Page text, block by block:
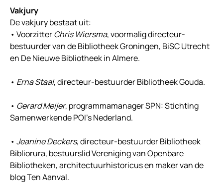
Vakjury
De vakjury bestaat uit:
• VoorzitterChris Wiersma, voormalig directeur-
bestuurder van de Bibliotheek Groningen, BiSC Utrecht
en De Nieuwe Bibliotheek in Almere.
• Erna Staal, directeur-bestuurder Bibliotheek Gouda.
• Gerard Meijer, programmamanager SPN: Stichting
Samenwerkende POI’s Nederland.
• Jeanine Deckers, directeur-bestuurder Bibliotheek
Bibliorura, bestuurslid Vereniging van Openbare
Bibliotheken, architectuurhistoricus en maker van de
blog Ten Aanval.